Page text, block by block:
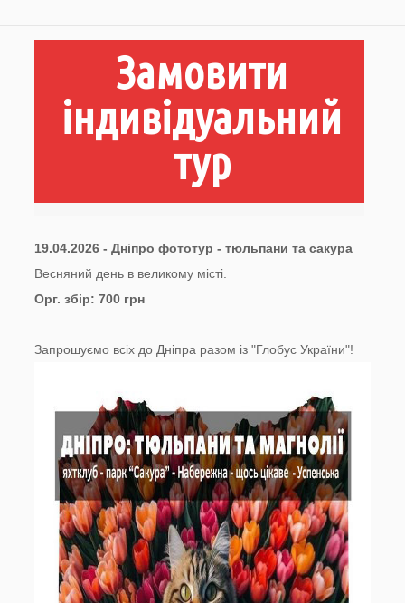
Замовити
індивідуальний
тур
19.04.2026- Дніпро фототур - тюльпани та сакура
Весняний день в великому місті.
Орг. збір: 700 грн
Запрошуємо всіх до Дніпра разом із "Глобус України"!